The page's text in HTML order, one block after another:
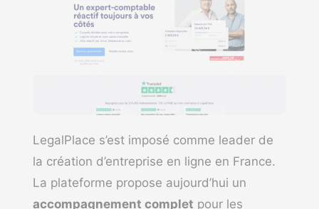
LegalPlace s’est imposé comme leader de
la création d’entreprise en ligne en France.
La plateforme propose aujourd’hui un
accompagnement complet pour les